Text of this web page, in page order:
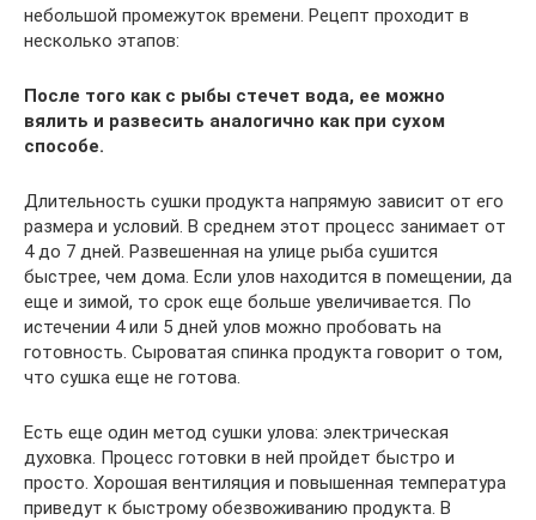
небольшой промежуток времени. Рецепт проходит в
несколько этапов:
После того как с рыбы стечет вода, ее можно
вялить и развесить аналогично как при сухом
способе.
Длительность сушки продукта напрямую зависит от его
размера и условий. В среднем этот процесс занимает от
4 до 7 дней. Развешенная на улице рыба сушится
быстрее, чем дома. Если улов находится в помещении, да
еще и зимой, то срок еще больше увеличивается. По
истечении 4 или 5 дней улов можно пробовать на
готовность. Сыроватая спинка продукта говорит о том,
что сушка еще не готова.
Есть еще один метод сушки улова: электрическая
духовка. Процесс готовки в ней пройдет быстро и
просто. Хорошая вентиляция и повышенная температура
приведут к быстрому обезвоживанию продукта. В